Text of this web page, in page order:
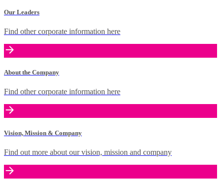
Our Leaders
Find other corporate information here
About the Company
Find other corporate information here
Vision, Mission & Company
Find out more about our vision, mission and company